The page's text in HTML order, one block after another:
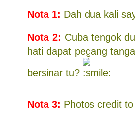
Nota 1: Dah dua kali
Nota 2: Cuba tengok
hati dapat pegang
bersinar tu?
Nota 3: Photos credit